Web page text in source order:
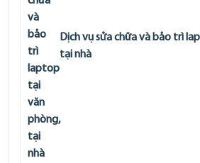
Dịch vụ sửa chữa và bảo trì
tại nhà